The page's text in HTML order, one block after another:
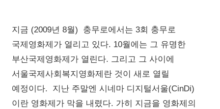
지금 (2009년 8월) 충무로에서는 3회 충무로
국제영화제가 열리고 있다. 10월에는 그 유명한
부산국제영화제가 열린다. 그리고 그 사이에
서울국제사회복지영화제란 것이 새로 열릴
예정이다. 지난 주말엔 시네마 디지털서울(CinDi)
이란 영화제가 막을 내렸다. 가히 지금을 영화제의